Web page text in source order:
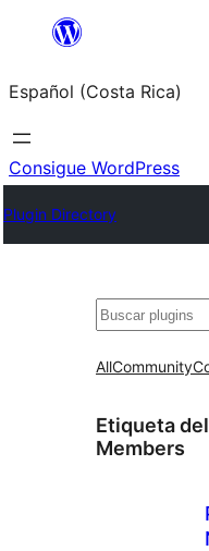
Saltar
contenido
Español (Costa Rica)
Consigue WordPress
Plugin Directory
Buscar
AllCommunity
Etiqueta
Members